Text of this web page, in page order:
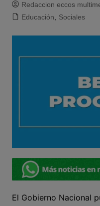
Redaccion eccos
Educación
Sociales
El Gobierno Nacional